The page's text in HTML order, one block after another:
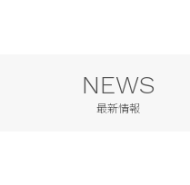
NEWS
最新情報